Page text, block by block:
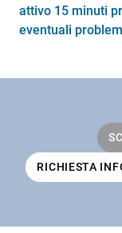
attivo 15 minuti
eventuali
RICHIESTA